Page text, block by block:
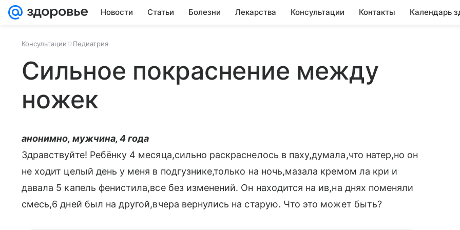
Новости Статьи Болезни Лекарства Консультации Контакты Календарь
Консультации Педиатрия
Сильное покраснение между
ножек
анонимно, мужчина, 4 года
Здравствуйте! Ребёнку 4 месяца,сильно раскраснелось в паху,думала,что натер,но он
не ходит целый день у меня в подгузнике,только на ночь,мазала кремом ла кри и
давала 5 капель фенистила,все без изменений. Он находится на ив,на днях поменяли
смесь,6 дней был на другой,вчера вернулись на старую. Что это может быть?